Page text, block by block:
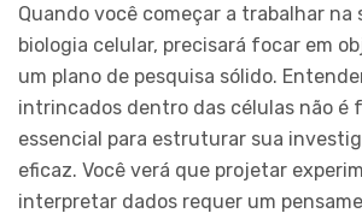
Quando você começar a trabalhar na
biologia celular, precisará focar em
um plano de pesquisa sólido.
intrincados dentro das células não é
essencial para estruturar sua
eficaz. Você verá que projetar
interpretar dados requer um